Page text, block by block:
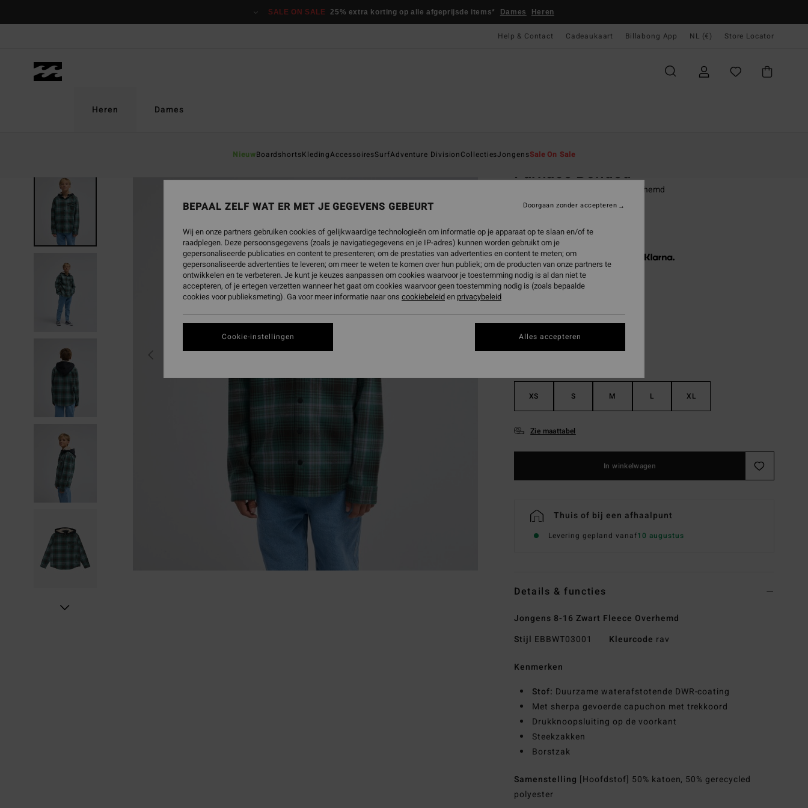
SALE ON SALE 25% extra korting op alle afgeprijsde items* Dames Heren
Help & Contact Cadeaukaart Billabong App NL (€) Store Locator
Heren
NieuwBoardshortsKledingAccessoiresSurfAdventure DivisionCollectiesJongensSale On Sale
Dames
Furnace Bonded
Jongens 8-16 Zwart Fleece Overhemd
(3 Reviews)
€ 89,95
Betaal 3 x € 29,98, zonder rente met
XS S M L XL
Zie maattabel
In winkelwagen
Thuis of bij een afhaalpunt
Levering gepland vanaf10 augustus
Details & functies
Jongens 8-16 Zwart Fleece Overhemd
Stijl EBBWT03001 Kleurcode rav
Kenmerken
Stof: Duurzame waterafstotende DWR-coating
Met sherpa gevoerde capuchon met trekkoord
Drukknoopsluiting op de voorkant
Steekzakken
Borstzak
Samenstelling [Hoofdstof] 50% katoen, 50% gerecycled
polyester
BEPAAL ZELF WAT ER MET JE GEGEVENS GEBEURT
Wij en onze partners gebruiken cookies of gelijkwaardige technologieën om informatie op je apparaat op te slaan en/of te
raadplegen. Deze persoonsgegevens (zoals je navigatiegegevens en je IP-adres) kunnen worden gebruikt om je
gepersonaliseerde publicaties en content te presenteren; om de prestaties van advertenties en content te meten; om
gepersonaliseerde advertenties te leveren; om meer te weten te komen over hun publiek; om de producten van onze partners te
ontwikkelen en te verbeteren. Je kunt je keuzes aanpassen om cookies waarvoor je toestemming nodig is al dan niet te
accepteren, of je ertegen verzetten wanneer het gaat om cookies waarvoor geen toestemming nodig is (zoals bepaalde
cookies voor publieksmeting). Ga voor meer informatie naar ons cookiebeleiden privacybeleid
Cookie-instellingen
Doorgaan zonder accepteren
Alles accepteren